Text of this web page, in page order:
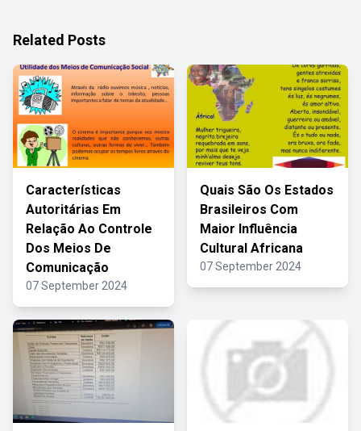
Related Posts
Características
Autoritárias Em
Relação Ao Controle
Dos Meios De
Comunicação
07 September 2024
Quais São Os Estados
Brasileiros Com
Maior Influência
Cultural Africana
07 September 2024